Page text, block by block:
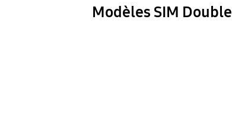
Modèles SIM Double